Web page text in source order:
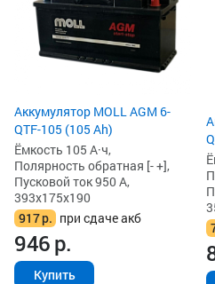
Аккумулятор MOLL AGM 6-
QTF-105 (105 Ah)
Ёмкость 105 А·ч,
Полярность обратная [- +],
Пусковой ток 950 А,
393x175x190
917р. при сдаче акб
946р.
Купить